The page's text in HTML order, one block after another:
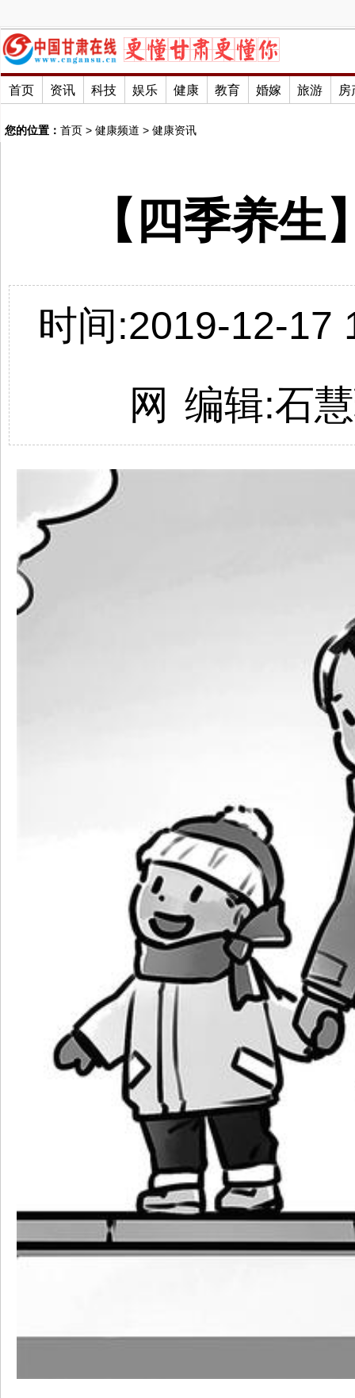
首页 资讯 科技 娱乐 健康 教育 婚嫁 旅游 房
您的位置： 首页 > 健康频道 > 健康资讯
【四季养
时间:2019-12-17
网 编辑:石